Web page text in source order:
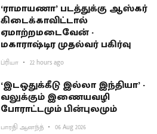
‘ராமாயணா’ படத்துக்கு ஆஸ்கர்
கிடைக்காவிட்டால்
ஏமாற்றமடைவேன் -
மகாராஷ்டிர முதல்வர் பகிர்வு
ப்ரியா 22 hours ago
‘இடஒதுக்கீடு இல்லா இந்தியா’ -
வலுக்கும் இணையவழி
போராட்டமும் பின்புலமும்
பாரதி ஆனந்த் 06 Aug 2026